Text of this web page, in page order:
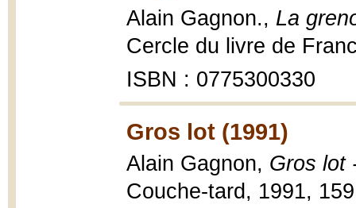
Alain Gagnon., La
Cercle du livre de
ISBN : 0775300330
Gros lot (1991)
Alain Gagnon, Gros lot
Couche-tard, 1991,